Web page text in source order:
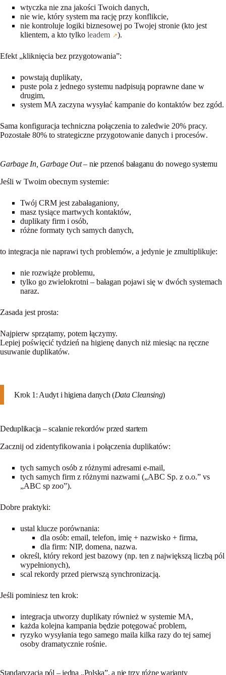
wtyczka nie zna jakości Twoich danych,
nie wie, który system ma rację przy konflikcie,
nie kontroluje logiki biznesowej po Twojej stronie (kto jest
klientem, a kto tylko leadem ).
Efekt „kliknięcia bez przygotowania”:
powstają duplikaty,
puste pola z jednego systemu nadpisują poprawne dane w
drugim,
system MA zaczyna wysyłać kampanie do kontaktów bez zgód.
Sama konfiguracja techniczna połączenia to zaledwie 20% pracy.
Pozostałe 80% to strategiczne przygotowanie danych i procesów.
Garbage In, Garbage Out– nie przenoś bałaganu do nowego systemu
Jeśli w Twoim obecnym systemie:
Twój CRM jest zabałaganiony,
masz tysiące martwych kontaktów,
duplikaty firm i osób,
różne formaty tych samych danych,
to integracja nie naprawi tych problemów, a jedynie je zmultiplikuje:
nie rozwiąże problemu,
tylko go zwielokrotni – bałagan pojawi się w dwóch systemach
naraz.
Zasada jest prosta:
Najpierw sprzątamy, potem łączymy.
Lepiej poświęcić tydzień na higienę danych niż miesiąc na ręczne
usuwanie duplikatów.
Krok 1: Audyt i higiena danych (Data Cleansing)
Deduplikacja – scalanie rekordów przed startem
Zacznij od zidentyfikowania i połączenia duplikatów:
tych samych osób z różnymi adresami e-mail,
tych samych firm z różnymi nazwami („ABC Sp. z o.o.” vs
„ABC sp zoo”).
Dobre praktyki:
ustal klucze porównania:
dla osób: email, telefon, imię + nazwisko + firma,
dla firm: NIP, domena, nazwa.
określ, który rekord jest bazowy (np. ten z największą liczbą pól
wypełnionych),
scal rekordy przed pierwszą synchronizacją.
Jeśli pominiesz ten krok:
integracja utworzy duplikaty również w systemie MA,
każda kolejna kampania będzie potęgować problem,
ryzyko wysyłania tego samego maila kilka razy do tej samej
osoby dramatycznie rośnie.
Standaryzacja pól – jedna „Polska”, a nie trzy różne warianty